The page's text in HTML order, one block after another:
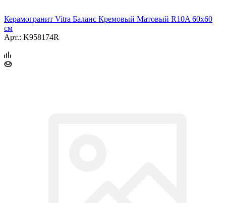
Керамогранит Vitra Баланс Кремовый Матовый R10A 60x60
см
Арт.: K958174R